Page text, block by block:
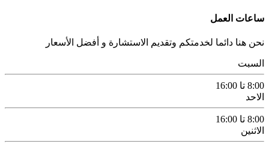
ساعات العمل
نحن هنا دائما لخدمتكم وتقديم الاستشارة و أفضل الأسعار
السبت
8:00 تا 16:00
الاحد
8:00 تا 16:00
الاثنين